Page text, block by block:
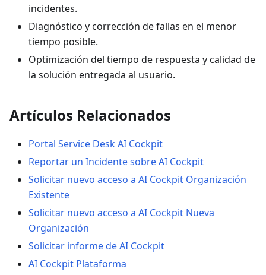
incidentes.
Diagnóstico y corrección de fallas en el menor
tiempo posible.
Optimización del tiempo de respuesta y calidad de
la solución entregada al usuario.
Artículos Relacionados
Portal Service Desk AI Cockpit
Reportar un Incidente sobre AI Cockpit
Solicitar nuevo acceso a AI Cockpit Organización
Existente
Solicitar nuevo acceso a AI Cockpit Nueva
Organización
Solicitar informe de AI Cockpit
AI Cockpit Plataforma